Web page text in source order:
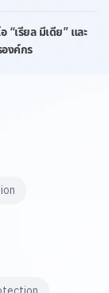
“เรียล มีเดีย” และ
องค์กร